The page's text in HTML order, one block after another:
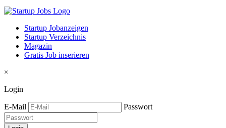
Startup Jobanzeigen
Startup Verzeichnis
Magazin
Gratis Job inserieren
×
Login
E-Mail Passwort